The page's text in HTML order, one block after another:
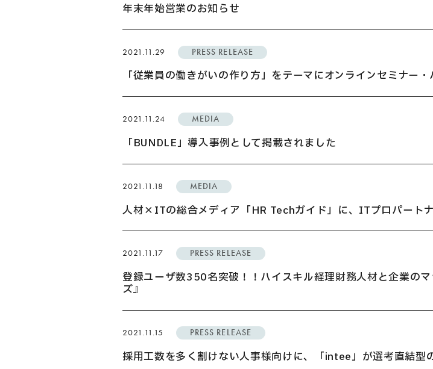
年末年始営業のお知らせ
2021.11.29 PRESS RELEASE
「従業員の働きがいの作り方」をテーマにオンラインセミナー
2021.11.24 MEDIA
「BUNDLE」導入事例として掲載されました
2021.11.18 MEDIA
人材×ITの総合メディア「HR Techガイド」に、ITプロパート
2021.11.17 PRESS RELEASE
登録ユーザ数350名突破！！ハイスキル経理財務人材と企業の
ズ』
2021.11.15 PRESS RELEASE
採用工数を多く割けない人事様向けに、「intee」が選考直結型